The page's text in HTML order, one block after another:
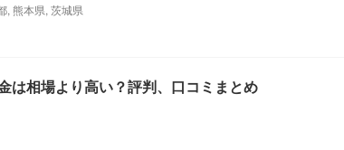
, 熊本県, 茨城県
は相場より高い？評判、口コミまとめ